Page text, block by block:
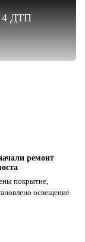
4 ДТП
ремонт
покрытие,
освещение